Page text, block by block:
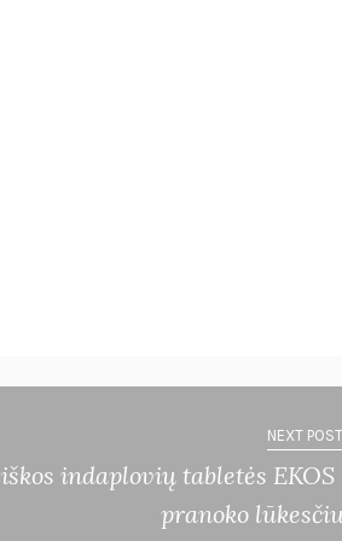
NEXT
indaplovių tabletės EKOS
pranoko